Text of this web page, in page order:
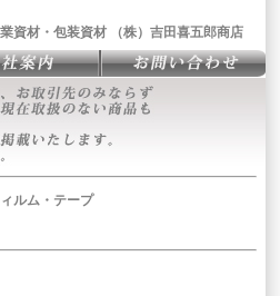
資材・包装資材 （株）吉田喜五郎商店
ルム・テープ